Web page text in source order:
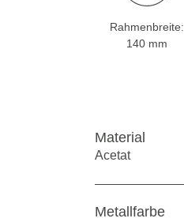
Rahmenbreite:
140 mm
Material
Acetat
Metallfarbe